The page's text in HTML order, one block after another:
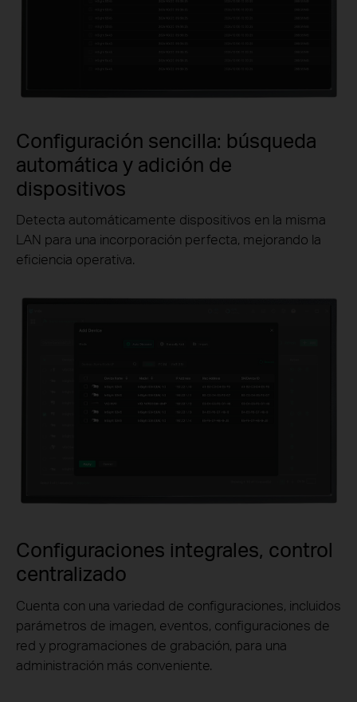
Configuración sencilla: búsqueda
automática y adición de
dispositivos
Detecta automáticamente dispositivos en la misma
LAN para una incorporación perfecta, mejorando la
eficiencia operativa.
Configuraciones integrales, control
centralizado
Cuenta con una variedad de configuraciones, incluidos
parámetros de imagen, eventos, configuraciones de
red y programaciones de grabación, para una
administración más conveniente.